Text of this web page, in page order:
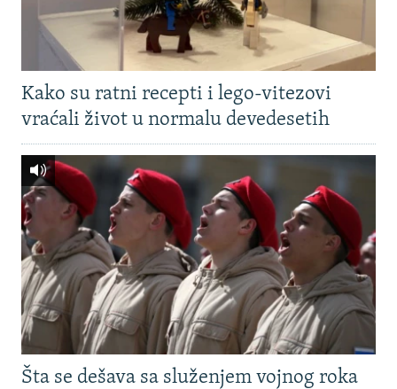
Kako su ratni recepti i lego-vitezovi
vraćali život u normalu devedesetih
Šta se dešava sa služenjem vojnog roka